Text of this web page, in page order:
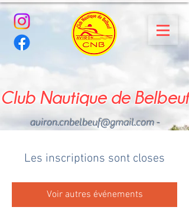
Club Nautique de Belbeuf
aviron.cnbelbeuf@gmail.com-
Les inscriptions sont closes
Voir autres événements